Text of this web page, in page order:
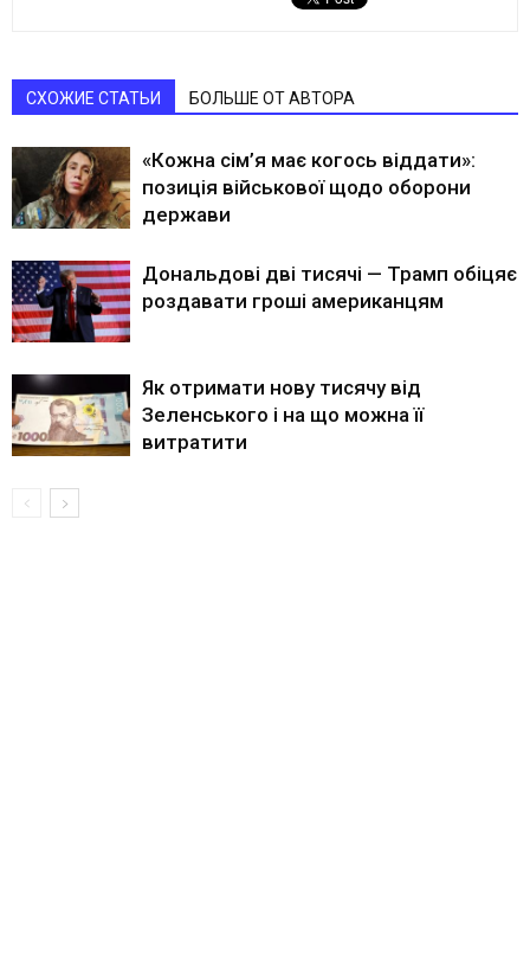
СХОЖИЕ СТАТЬИ БОЛЬШЕ ОТ АВТОРА
«Кожна сім’я має когось віддати»:
позиція військової щодо оборони
держави
Дональдові дві тисячі — Трамп обіцяє
роздавати гроші американцям
Як отримати нову тисячу від
Зеленського і на що можна її
витратити